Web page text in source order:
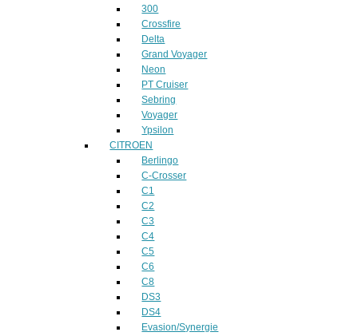
300
Crossfire
Delta
Grand Voyager
Neon
PT Cruiser
Sebring
Voyager
Ypsilon
CITROEN
Berlingo
C-Crosser
C1
C2
C3
C4
C5
C6
C8
DS3
DS4
Evasion/Synergie